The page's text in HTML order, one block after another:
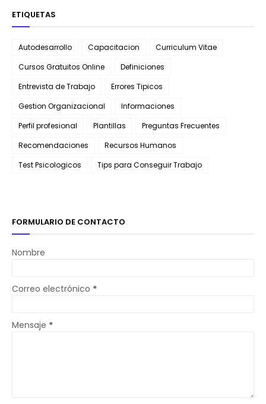
ETIQUETAS
Autodesarrollo Capacitacion
Curriculum Vitae
Cursos Gratuitos Online
Definiciones
Entrevista de Trabajo
Errores Tipicos
Gestion Organizacional
Informaciones
Perfil profesional
Plantillas
Preguntas Frecuentes
Recomendaciones
Recursos Humanos
Test Psicologicos
Tips para Conseguir Trabajo
FORMULARIO DE CONTACTO
Nombre
Correo electrónico *
Mensaje *